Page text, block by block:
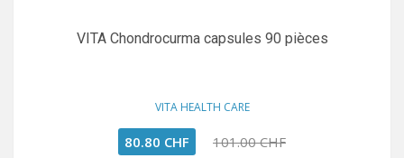
VITA Chondrocurma capsules 90 pièces
VITA HEALTH CARE
80.80 CHF 101.00 CHF